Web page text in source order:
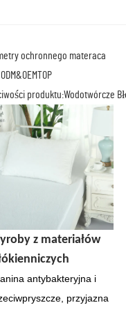
ochronnego materaca
produktu:Wodotwórcze
z materiałów
antybakteryjna i
przyjazna